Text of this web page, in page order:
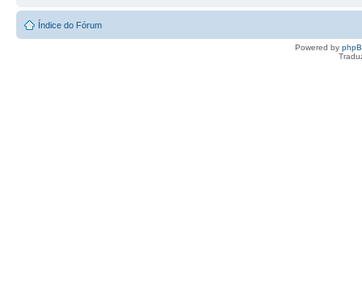
Índice do Fórum
Powered by